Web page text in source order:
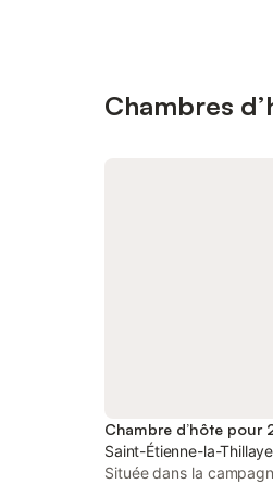
Chambres
Saint-Étienne-la-
Située dans la